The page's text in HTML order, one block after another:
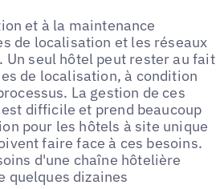
et à la maintenance
de localisation et les réseaux
seul hôtel peut rester au fait
de localisation, à condition
La gestion de ces
difficile et prend beaucoup
pour les hôtels à site unique
faire face à ces besoins.
d'une chaîne hôtelière
quelques dizaines